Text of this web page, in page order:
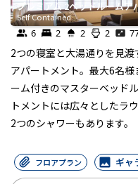
プレミアム 2ベッドルームア
Self Contained
6 2 2 2
2つの寝室と大湯通りを見
アパートメント。最大6名
ーム付きのマスターベッド
トメントには広々としたラ
2つのシャワーもあります。
フロアプラン ギャ